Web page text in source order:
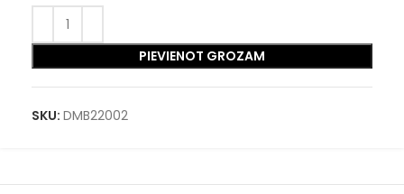
PIEVIENOT GROZAM
SKU: DMB22002